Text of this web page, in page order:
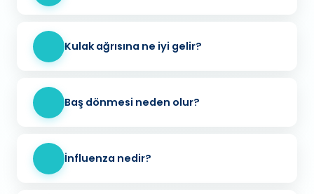
Kulak ağrısına ne iyi gelir?
Baş dönmesi neden olur?
İnfluenza nedir?